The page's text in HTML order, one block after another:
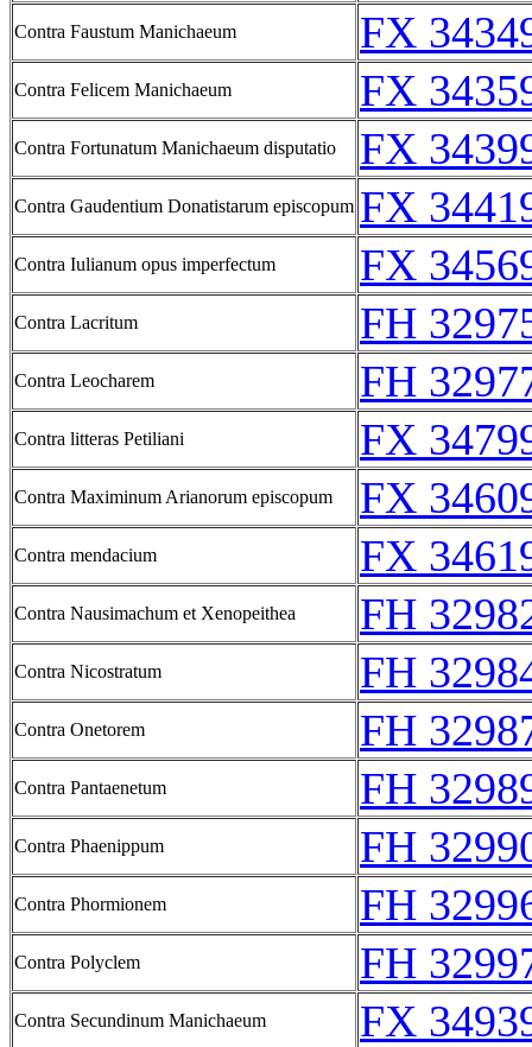
Contra Faustum Manichaeum FX
Contra Felicem Manichaeum FX
Contra Fortunatum Manichaeum disputatio FX
Contra Gaudentium Donatistarum episcopum FX
Contra Iulianum opus imperfectum FX
Contra Lacritum FH
Contra Leocharem FH
Contra litteras Petiliani FX
Contra Maximinum Arianorum episcopum FX
Contra mendacium FX
Contra Nausimachum et Xenopeithea FH
Contra Nicostratum FH
Contra Onetorem FH
Contra Pantaenetum FH
Contra Phaenippum FH
Contra Phormionem FH
Contra Polyclem FH
Contra Secundinum Manichaeum FX